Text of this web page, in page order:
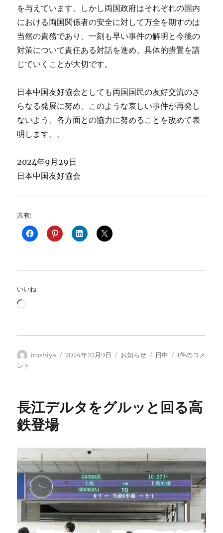
を与えています。しかし両国政府はそれぞれの国内
における両国関係者の安全に対して万全を期すのは
当然の責務であり、一刻も早い事件の解明と今後の
対策について責任ある対話を進め、具体的措置を講
じていくことが大切です。
日本中国友好協会としても両国国民の友好交流のさ
らなる発展に努め、このような哀しい事件が再発し
ないよう、各方面との協力に努めることを改めて表
明します。。
2024年9月29日
日本中国友好協会
共有:
いいね:
読
中…
投
iroshiya
投
2024年10月9日
カ
お知らせ
タ
日中
9
深
生
し
た
日
本
人
学
1件のコメ
ント
長江デルタをグルッと回る高
鉄登場